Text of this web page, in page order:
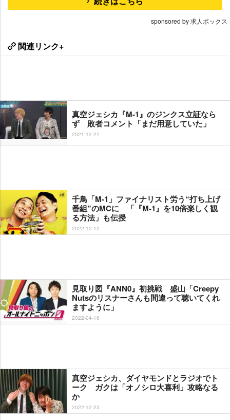
sponsored by 求人ボックス
関連リンク+
真空ジェシカ『M-1』のジンクス立証なら
ず 敗者コメント「まだ用意していた」
2021-12-21
千鳥「M-1」ファイナリスト労う“打ち上げ
番組”のMCに 「『M-1』を10倍楽しく観
る方法」も伝授
2022-12-12
見取り図『ANN0』初挑戦 盛山「Creepy
Nutsのリスナーさんも間違って聴いてくれ
ますように」
2022-04-16
真空ジェシカ、ダイヤモンドとラジオでト
ーク ガクは「オノシロ大喜利」攻略なる
か
2022-12-23